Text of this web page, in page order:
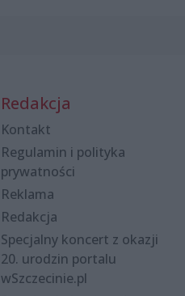
Redakcja
Kontakt
Regulamin i polityka
prywatności
Reklama
Redakcja
Specjalny koncert z okazji
20. urodzin portalu
wSzczecinie.pl